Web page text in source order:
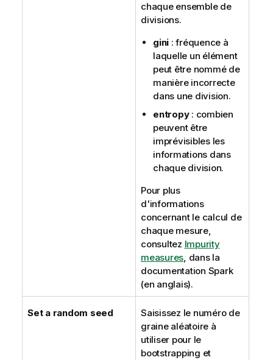
chaque ensemble de
divisions.
gini : fréquence à
laquelle un élément
peut être nommé de
manière incorrecte
dans une division.
entropy: combien
peuvent être
imprévisibles les
informations dans
chaque division.
Pour plus
d'informations
concernant le calcul de
chaque mesure,
consultez Impurity
measures, dans la
documentation Spark
(en anglais).
Set a random seed
Saisissez le numéro de
graine aléatoire à
utiliser pour le
bootstrapping et